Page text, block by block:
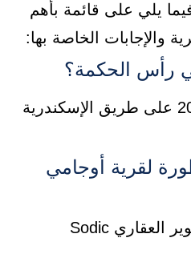
يلي على قائمة بأهم
والإجابات الخاصة بها:
رأس الحكمة؟
تقع القرية في الكيلو 205 على طريق الإسكندرية
لقرية أوجامي
هي شركة سوديك للتطوير العقاري Sodic